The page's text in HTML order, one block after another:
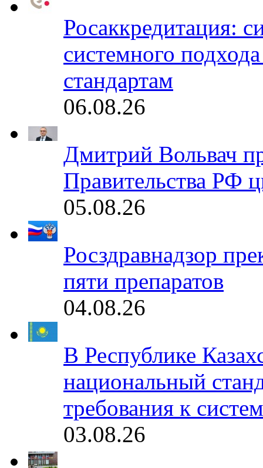
Росаккредитация:
системного
стандартам
06.08.26
Дмитрий Вольвач
Правительства РФ
05.08.26
Росздравнадзор
пяти препаратов
04.08.26
В Республике
национальный
требования к
03.08.26